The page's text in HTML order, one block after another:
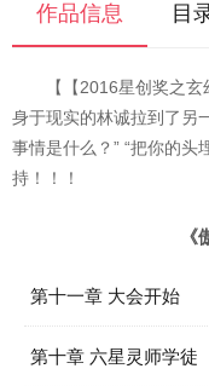
作品信息 目
【【2016星创奖之
身于现实的林诚拉到了另
事情是什么？” “把你的头
持！！！
第十一章 大会开始
第十章 六星灵师学徒